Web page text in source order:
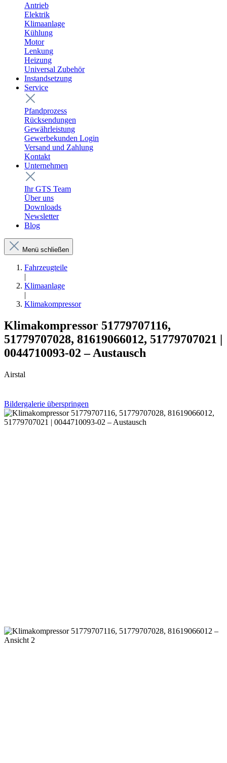
Antrieb
Elektrik
Klimaanlage
Kühlung
Motor
Lenkung
Heizung
Universal Zubehör
Instandsetzung
Service
Pfandprozess
Rücksendungen
Gewährleistung
Gewerbekunden Login
Versand und Zahlung
Kontakt
Unternehmen
Ihr GTS Team
Über uns
Downloads
Newsletter
Blog
Menü schließen
Fahrzeugteile
|
Klimaanlage
|
Klimakompressor
Klimakompressor 51779707116,
51779707028, 81619066012, 51779707021 |
0044710093-02 – Austausch
Airstal
Bildergalerie überspringen